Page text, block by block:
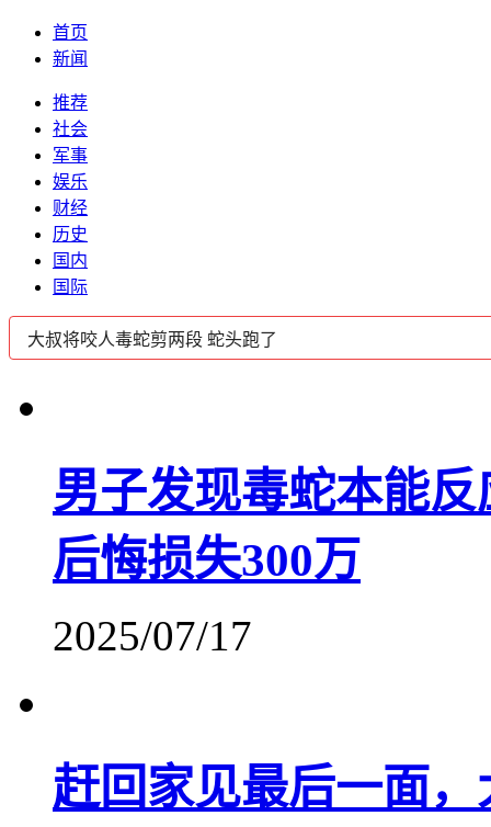
首页
新闻
推荐
社会
军事
娱乐
财经
历史
国内
国际
男子发现毒蛇本能
后悔损失300万
2025/07/17
赶回家见最后一面